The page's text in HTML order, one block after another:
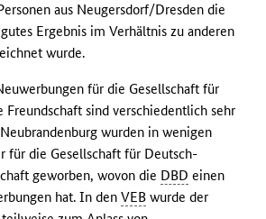
aus Neugersdorf/Dresden die
Ergebnis im Verhältnis zu anderen
wurde.
für die Gesellschaft für
Freundschaft sind verschiedentlich sehr
wurden in wenigen
für die Gesellschaft für Deutsch-
geworben, wovon die DBD einen
hat. In denVEB wurde der